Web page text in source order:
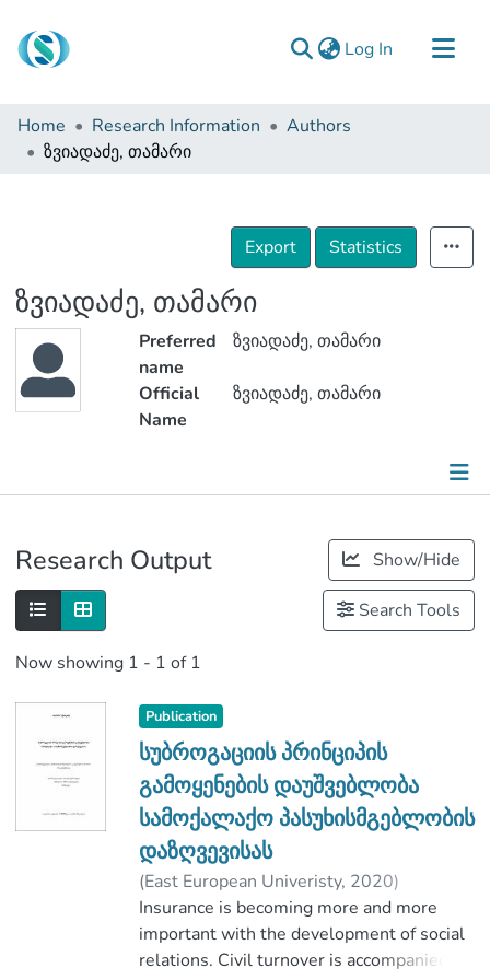
Log In (current)
Communities & Collections
Browse
Home Research Information
Authors
ზვიადაძე, თამარი
Export Statistics
ზვიადაძე, თამარი
Preferred
name
ზვიადაძე, თამარი
Official
Name
ზვიადაძე, თამარი
Research Output Show/Hide
Search Tools
Now showing 1 - 1 of 1
Publication
სუბროგაციის პრინციპის
გამოყენების დაუშვებლობა
სამოქალაქო პასუხისმგებლობის
დაზღვევისას
(East European Univeristy, 2020)
ზვიადაძე, თამარი
;კარტოზია, მაკა
იურიდიულ და სოციალურ მეცნიერებათა
ფაკულტეტი
Insurance is becoming more and more
important with the development of social
relations. Civil turnover is accompanied by